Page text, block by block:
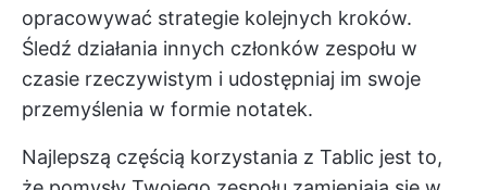
opracowywać strategie kolejnych kroków.
Śledź działania innych członków zespołu w
czasie rzeczywistym i udostępniaj im swoje
przemyślenia w formie notatek.
Najlepszą częścią korzystania z Tablic jest to,